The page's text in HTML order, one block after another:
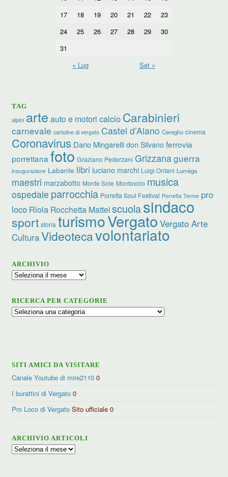
17
18 19 20 21 22
23
24
25 26 27 28 29
30
31
« Lug
Set »
TAG
alpini arte auto e motori calcio Carabinieri
carnevale cartoline di vergato Castel d’Aiano Cereglio cinema
Coronavirus Dario Mingarelli don Silvano ferrovia
porrettana foto Graziano Pederzani Grizzanaguerra
inaugurazione Labante libri luciano marchi Luigi Ontani Lumèga
maestri marzabotto Monte Sole Montovolo musica
ospedale parrocchia Porretta Soul Festival Porretta Terme pro
loco Riola Rocchetta Matteiscuolasindaco
sport storia turismoVergato Vergato Arte
CulturaVideotecavolontariato
ARCHIVIO
Archivio
RICERCA PER CATEGORIE
Ricerca
SITI AMICI DA VISITARE
Canale Youtube di mire2110 0
I burattini di Vergato 0
Pro Loco di Vergato Sito ufficiale 0
ARCHIVIO ARTICOLI
Archivio